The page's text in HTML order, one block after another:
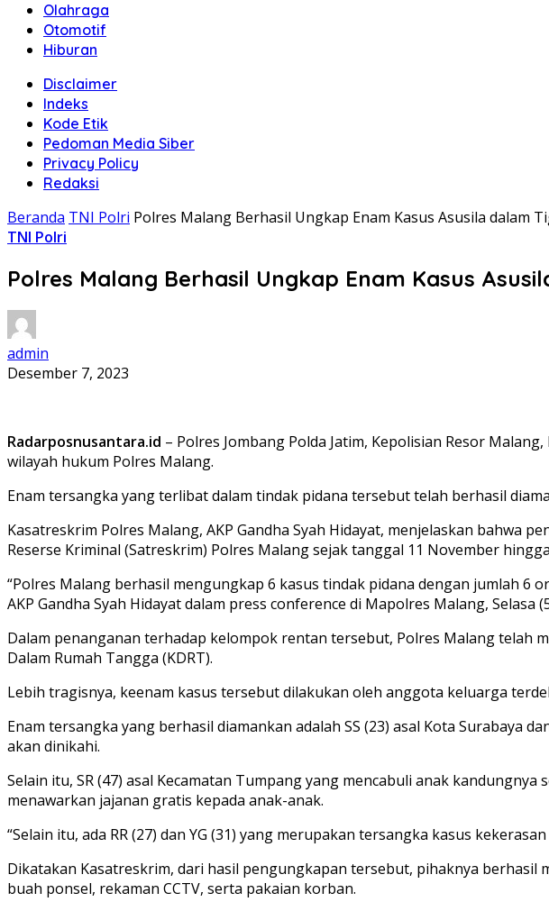
Olahraga
Otomotif
Hiburan
Disclaimer
Indeks
Kode Etik
Pedoman Media Siber
Privacy Policy
Redaksi
Beranda TNI Polri Polres Malang Berhasil Ungkap Enam Kasus Asusila dalam
TNI Polri
Polres Malang Berhasil Ungkap Enam Kasus
admin
Desember 7, 2023
Radarposnusantara.id – Polres Jombang Polda Jatim, Kepolisian Resor
wilayah hukum Polres Malang.
Enam tersangka yang terlibat dalam tindak pidana tersebut telah berhasil
Kasatreskrim Polres Malang, AKP Gandha Syah Hidayat, menjelaskan bahwa
Reserse Kriminal (Satreskrim) Polres Malang sejak tanggal 11 November
“Polres Malang berhasil mengungkap 6 kasus tindak pidana dengan jumlah
AKP Gandha Syah Hidayat dalam press conference di Mapolres Malang, Selasa
Dalam penanganan terhadap kelompok rentan tersebut, Polres Malang telah
Dalam Rumah Tangga (KDRT).
Lebih tragisnya, keenam kasus tersebut dilakukan oleh anggota keluarga
Enam tersangka yang berhasil diamankan adalah SS (23) asal Kota Surabaya
akan dinikahi.
Selain itu, SR (47) asal Kecamatan Tumpang yang mencabuli anak
menawarkan jajanan gratis kepada anak-anak.
“Selain itu, ada RR (27) dan YG (31) yang merupakan tersangka kasus
Dikatakan Kasatreskrim, dari hasil pengungkapan tersebut, pihaknya
buah ponsel, rekaman CCTV, serta pakaian korban.